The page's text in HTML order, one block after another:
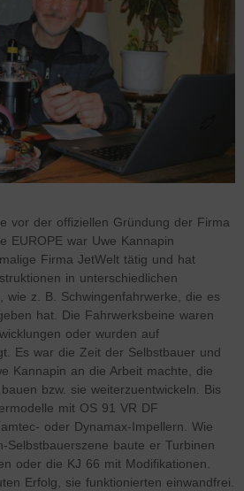
vor der offiziellen Gründung der Firma
EUROPE war Uwe Kannapin
Firma JetWelt tätig und hat
in unterschiedlichen
wie z. B. Schwingenfahrwerke, die es
hat. Die Fahrwerksbeine waren
oder wurden auf
Es war die Zeit der Selbstbauer und
Kannapin an die Arbeit machte, die
bzw. sie weiterzuentwickeln. Bis
mit OS 91 VR DF
oder Dynamax-Impellern. Wie
Selbstbauerszene baute er Turbinen
oder die KJ 66 mit Modifikationen.
Erfolg, sie funktionierten einwandfrei.